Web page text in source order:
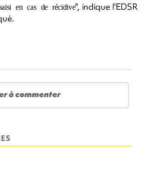
en cas de récidive", indique l'EDSR